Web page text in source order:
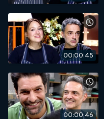
00:00:45
00:00:46